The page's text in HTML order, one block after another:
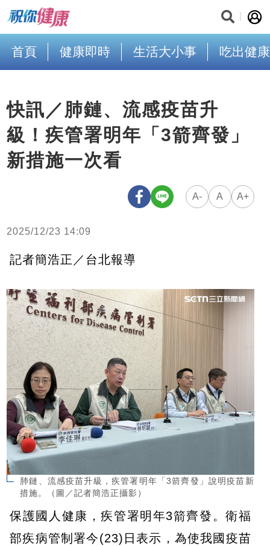
首頁 健康即時 生活大小事 吃出健康
快訊／肺鏈、流感疫苗升
級！疾管署明年「3箭齊發」
新措施一次看
A- A A+
2025/12/23 14:09
記者簡浩正／台北報導
肺鏈、流感疫苗升級，疾管署明年「3箭齊發」說明疫苗新
措施。（圖／記者簡浩正攝影）
保護國人健康，疾管署明年3箭齊發。衛福
部疾病管制署今(23)日表示，為使我國疫苗